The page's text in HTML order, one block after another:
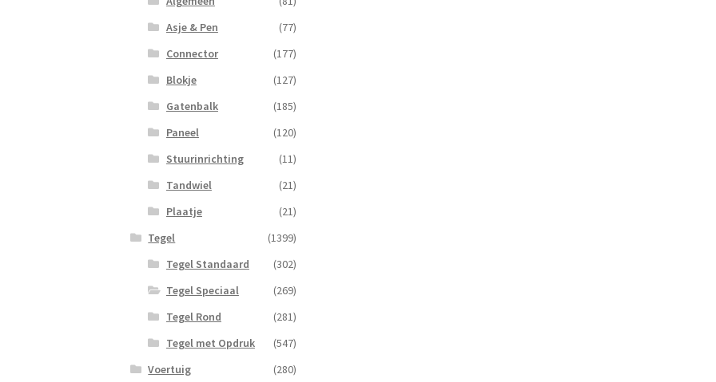
Asje & Pen
(77)
Connector
(177)
Blokje
(127)
Gatenbalk
(185)
Paneel
(120)
Stuurinrichting
(11)
Tandwiel
(21)
Plaatje
(21)
Tegel
(1399)
Tegel Standaard
(302)
Tegel Speciaal
(269)
Tegel Rond
(281)
Tegel met Opdruk
(547)
Voertuig
(280)